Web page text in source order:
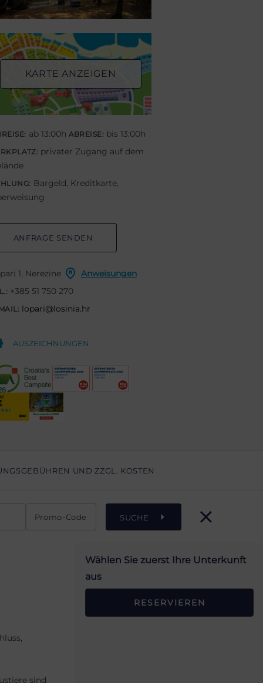
KARTE ANZEIGEN
ab 13:00h ABREISE: bis 13:00h
privater Zugang auf dem
Bargeld, Kreditkarte,
ANFRAGE SENDEN
1, Nerezine Anweisungen
+385 51 750 270
lopari@losinia.hr
AUSZEICHNUNGEN
UND ZZGL. KOSTEN
Promo-Code SUCHE
sind
Wählen Sie zuerst Ihre Unterkunft
aus
RESERVIEREN